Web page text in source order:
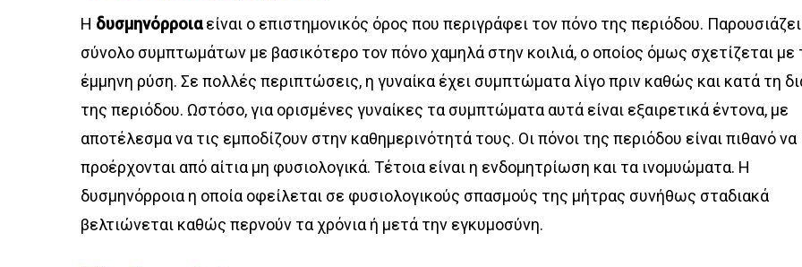
Η δυσμηνόρροιαείναι ο επιστημονικός όρος που περιγράφει τον πόνο της περιόδου.
σύνολο συμπτωμάτων με βασικότερο τον πόνο χαμηλά στην κοιλιά, ο οποίος όμως σχετίζεται με
έμμηνη ρύση. Σε πολλές περιπτώσεις, η γυναίκα έχει συμπτώματα λίγο πριν καθώς και κατά τη
της περιόδου. Ωστόσο, για ορισμένες γυναίκες τα συμπτώματα αυτά είναι εξαιρετικά έντονα, με
αποτέλεσμα να τις εμποδίζουν στην καθημερινότητά τους. Οι πόνοι της περιόδου είναι πιθανό να
προέρχονται από αίτια μη φυσιολογικά. Τέτοια είναι η ενδομητρίωση και τα ινομυώματα. Η
δυσμηνόρροια η οποία οφείλεται σε φυσιολογικούς σπασμούς της μήτρας συνήθως σταδιακά
βελτιώνεται καθώς περνούν τα χρόνια ή μετά την εγκυμοσύνη.